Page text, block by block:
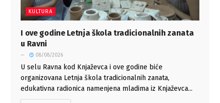
KULTURA
I ove godine Letnja škola tradicionalnih zanata
u Ravni
08/08/2026
U selu Ravna kod Knjaževca i ove godine biće
organizovana Letnja škola tradicionalnih zanata,
edukativna radionica namenjena mladima iz Knjaževca...